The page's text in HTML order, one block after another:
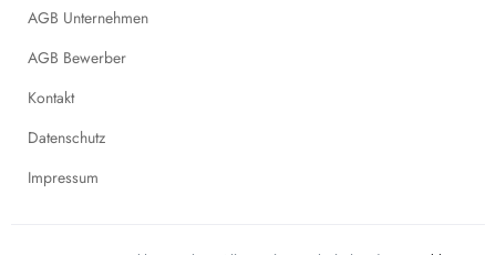
AGB Unternehmen
AGB Bewerber
Kontakt
Datenschutz
Impressum